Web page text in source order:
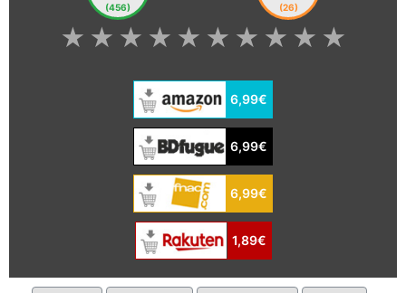
(456) (26)
★
★
★
★
★
★
★
★
★
★
6,99€
6,99€
6,99€
1,89€